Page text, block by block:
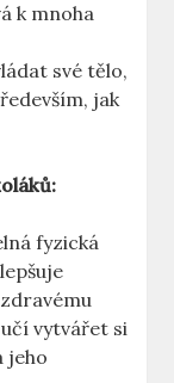
k mnoha
své tělo,
jak
fyzická
vytvářet si
jeho